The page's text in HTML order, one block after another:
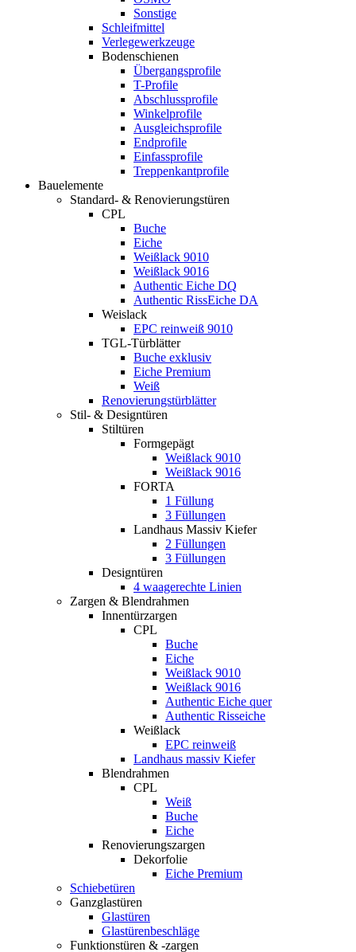
Sonstige
Schleifmittel
Verlegewerkzeuge
Bodenschienen
Übergangsprofile
T-Profile
Abschlussprofile
Winkelprofile
Ausgleichsprofile
Endprofile
Einfassprofile
Treppenkantprofile
Bauelemente
Standard- & Renovierungstüren
CPL
Buche
Eiche
Weißlack 9010
Weißlack 9016
Authentic Eiche DQ
Authentic RissEiche DA
Weislack
EPC reinweiß 9010
TGL-Türblätter
Buche exklusiv
Eiche Premium
Weiß
Renovierungstürblätter
Stil- & Designtüren
Stiltüren
Formgepägt
Weißlack 9010
Weißlack 9016
FORTA
1 Füllung
3 Füllungen
Landhaus Massiv Kiefer
2 Füllungen
3 Füllungen
Designtüren
4 waagerechte Linien
Zargen & Blendrahmen
Innentürzargen
CPL
Buche
Eiche
Weißlack 9010
Weißlack 9016
Authentic Eiche quer
Authentic Risseiche
Weißlack
EPC reinweiß
Landhaus massiv Kiefer
Blendrahmen
CPL
Weiß
Buche
Eiche
Renovierungszargen
Dekorfolie
Eiche Premium
Schiebetüren
Ganzglastüren
Glastüren
Glastürenbeschläge
Funktionstüren & -zargen